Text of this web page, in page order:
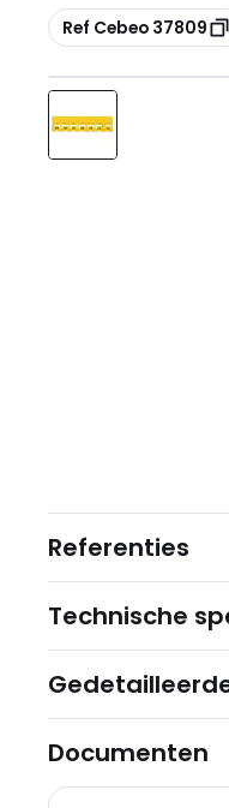
Kopiëren
Ref Cebeo 37809
Referenties
Technische
Documenten